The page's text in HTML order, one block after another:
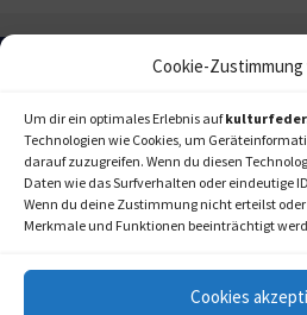
Cookie-
Um dir ein optimales Erlebnis auf
Technologien wie Cookies, um
darauf zuzugreifen. Wenn du diesen
Daten wie das Surfverhalten oder eindeutige
Wenn du deine Zustimmung nicht erteilst
Merkmale und Funktionen beeinträchtigt
Cookies